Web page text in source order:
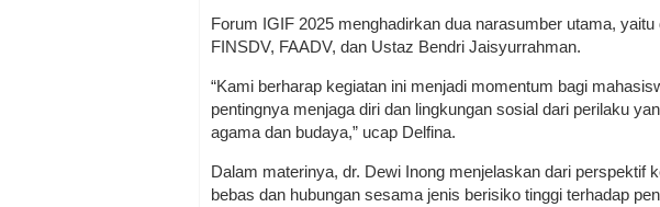
Forum IGIF 2025 menghadirkan dua narasumber utama,
FINSDV, FAADV, dan Ustaz Bendri Jaisyurrahman.
“Kami berharap kegiatan ini menjadi momentum bagi
pentingnya menjaga diri dan lingkungan sosial dari perilaku
agama dan budaya,” ucap Delfina.
Dalam materinya, dr. Dewi Inong menjelaskan dari perspektif
bebas dan hubungan sesama jenis berisiko tinggi terhadap